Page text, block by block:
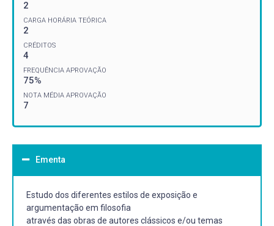
2
CARGA HORÁRIA TEÓRICA
2
CRÉDITOS
4
FREQUÊNCIA APROVAÇÃO
75%
NOTA MÉDIA APROVAÇÃO
7
Ementa
Estudo dos diferentes estilos de exposição e
argumentação em filosofia
através das obras de autores clássicos e/ou temas